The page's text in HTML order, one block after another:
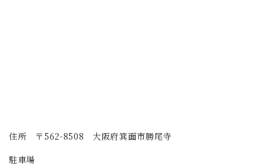
住所 〒562-8508 大阪府箕面市勝尾寺
駐車場